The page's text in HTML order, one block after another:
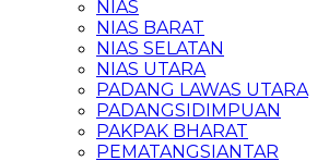
NIAS
NIAS BARAT
NIAS SELATAN
NIAS UTARA
PADANG LAWAS UTARA
PADANGSIDIMPUAN
PAKPAK BHARAT
PEMATANGSIANTAR